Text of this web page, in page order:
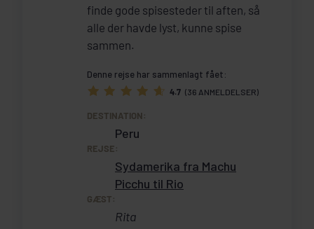
finde gode spisesteder til aften, så
alle der havde lyst, kunne spise
sammen.
Denne rejse har sammenlagt fået:
4.7 (36 ANMELDELSER)
DESTINATION:
Peru
REJSE:
Sydamerika fra Machu
Picchu til Rio
GÆST:
Rita